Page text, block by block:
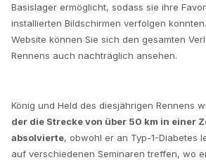
Basislager ermöglicht, sodass sie ihre
installierten Bildschirmen verfolgen
Website können Sie sich den gesamten
Rennens auch nachträglich ansehen.
König und Held des diesjährigen Rennens
der die Strecke von über 50 km in einer
absolvierte, obwohl er an Typ-1-Diabetes
auf verschiedenen Seminaren treffen, wo